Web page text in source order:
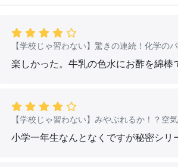
【学校じゃ習わない】驚きの連続！化学の
楽しかった。牛乳の色水にお酢を綿棒
【学校じゃ習わない】みやぶれるか！？空
小学一年生なんとなくですが秘密シ